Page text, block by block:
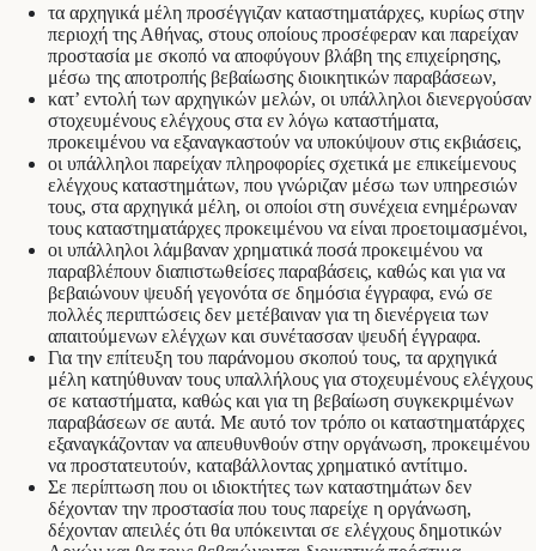
τα αρχηγικά μέλη προσέγγιζαν καταστηματάρχες, κυρίως στην
περιοχή της Αθήνας, στους οποίους προσέφεραν και παρείχαν
προστασία με σκοπό να αποφύγουν βλάβη της επιχείρησης,
μέσω της αποτροπής βεβαίωσης διοικητικών παραβάσεων,
κατ’ εντολή των αρχηγικών μελών, οι υπάλληλοι διενεργούσαν
στοχευμένους ελέγχους στα εν λόγω καταστήματα,
προκειμένου να εξαναγκαστούν να υποκύψουν στις εκβιάσεις,
οι υπάλληλοι παρείχαν πληροφορίες σχετικά με επικείμενους
ελέγχους καταστημάτων, που γνώριζαν μέσω των υπηρεσιών
τους, στα αρχηγικά μέλη, οι οποίοι στη συνέχεια ενημέρωναν
τους καταστηματάρχες προκειμένου να είναι προετοιμασμένοι,
οι υπάλληλοι λάμβαναν χρηματικά ποσά προκειμένου να
παραβλέπουν διαπιστωθείσες παραβάσεις, καθώς και για να
βεβαιώνουν ψευδή γεγονότα σε δημόσια έγγραφα, ενώ σε
πολλές περιπτώσεις δεν μετέβαιναν για τη διενέργεια των
απαιτούμενων ελέγχων και συνέτασσαν ψευδή έγγραφα.
Για την επίτευξη του παράνομου σκοπού τους, τα αρχηγικά
μέλη κατηύθυναν τους υπαλλήλους για στοχευμένους ελέγχους
σε καταστήματα, καθώς και για τη βεβαίωση συγκεκριμένων
παραβάσεων σε αυτά. Με αυτό τον τρόπο οι καταστηματάρχες
εξαναγκάζονταν να απευθυνθούν στην οργάνωση, προκειμένου
να προστατευτούν, καταβάλλοντας χρηματικό αντίτιμο.
Σε περίπτωση που οι ιδιοκτήτες των καταστημάτων δεν
δέχονταν την προστασία που τους παρείχε η οργάνωση,
δέχονταν απειλές ότι θα υπόκεινται σε ελέγχους δημοτικών